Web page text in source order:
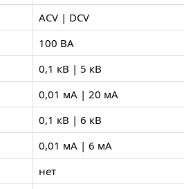
ACV | DCV
100 ВА
0,1 кВ | 5 кВ
0,01 мА | 20 мА
0,1 кВ | 6 кВ
0,01 мА | 6 мА
нет